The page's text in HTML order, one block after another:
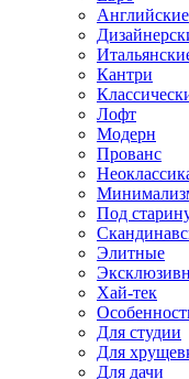
Английские
Кантри
Лофт
Модерн
Прованс
Под
Элитные
Хай-тек
Для студии
Для
Для дачи